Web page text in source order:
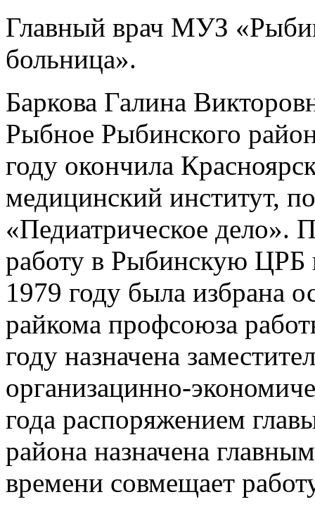
Главный врач МУЗ
больница».
Баркова Галина
Рыбное Рыбинского
году окончила
медицинский институт,
«Педиатрическое дело».
работу в Рыбинскую ЦРБ
1979 году была избрана
райкома профсоюза
году назначена
организацинно-
года распоряжением
района назначена
времени совмещает